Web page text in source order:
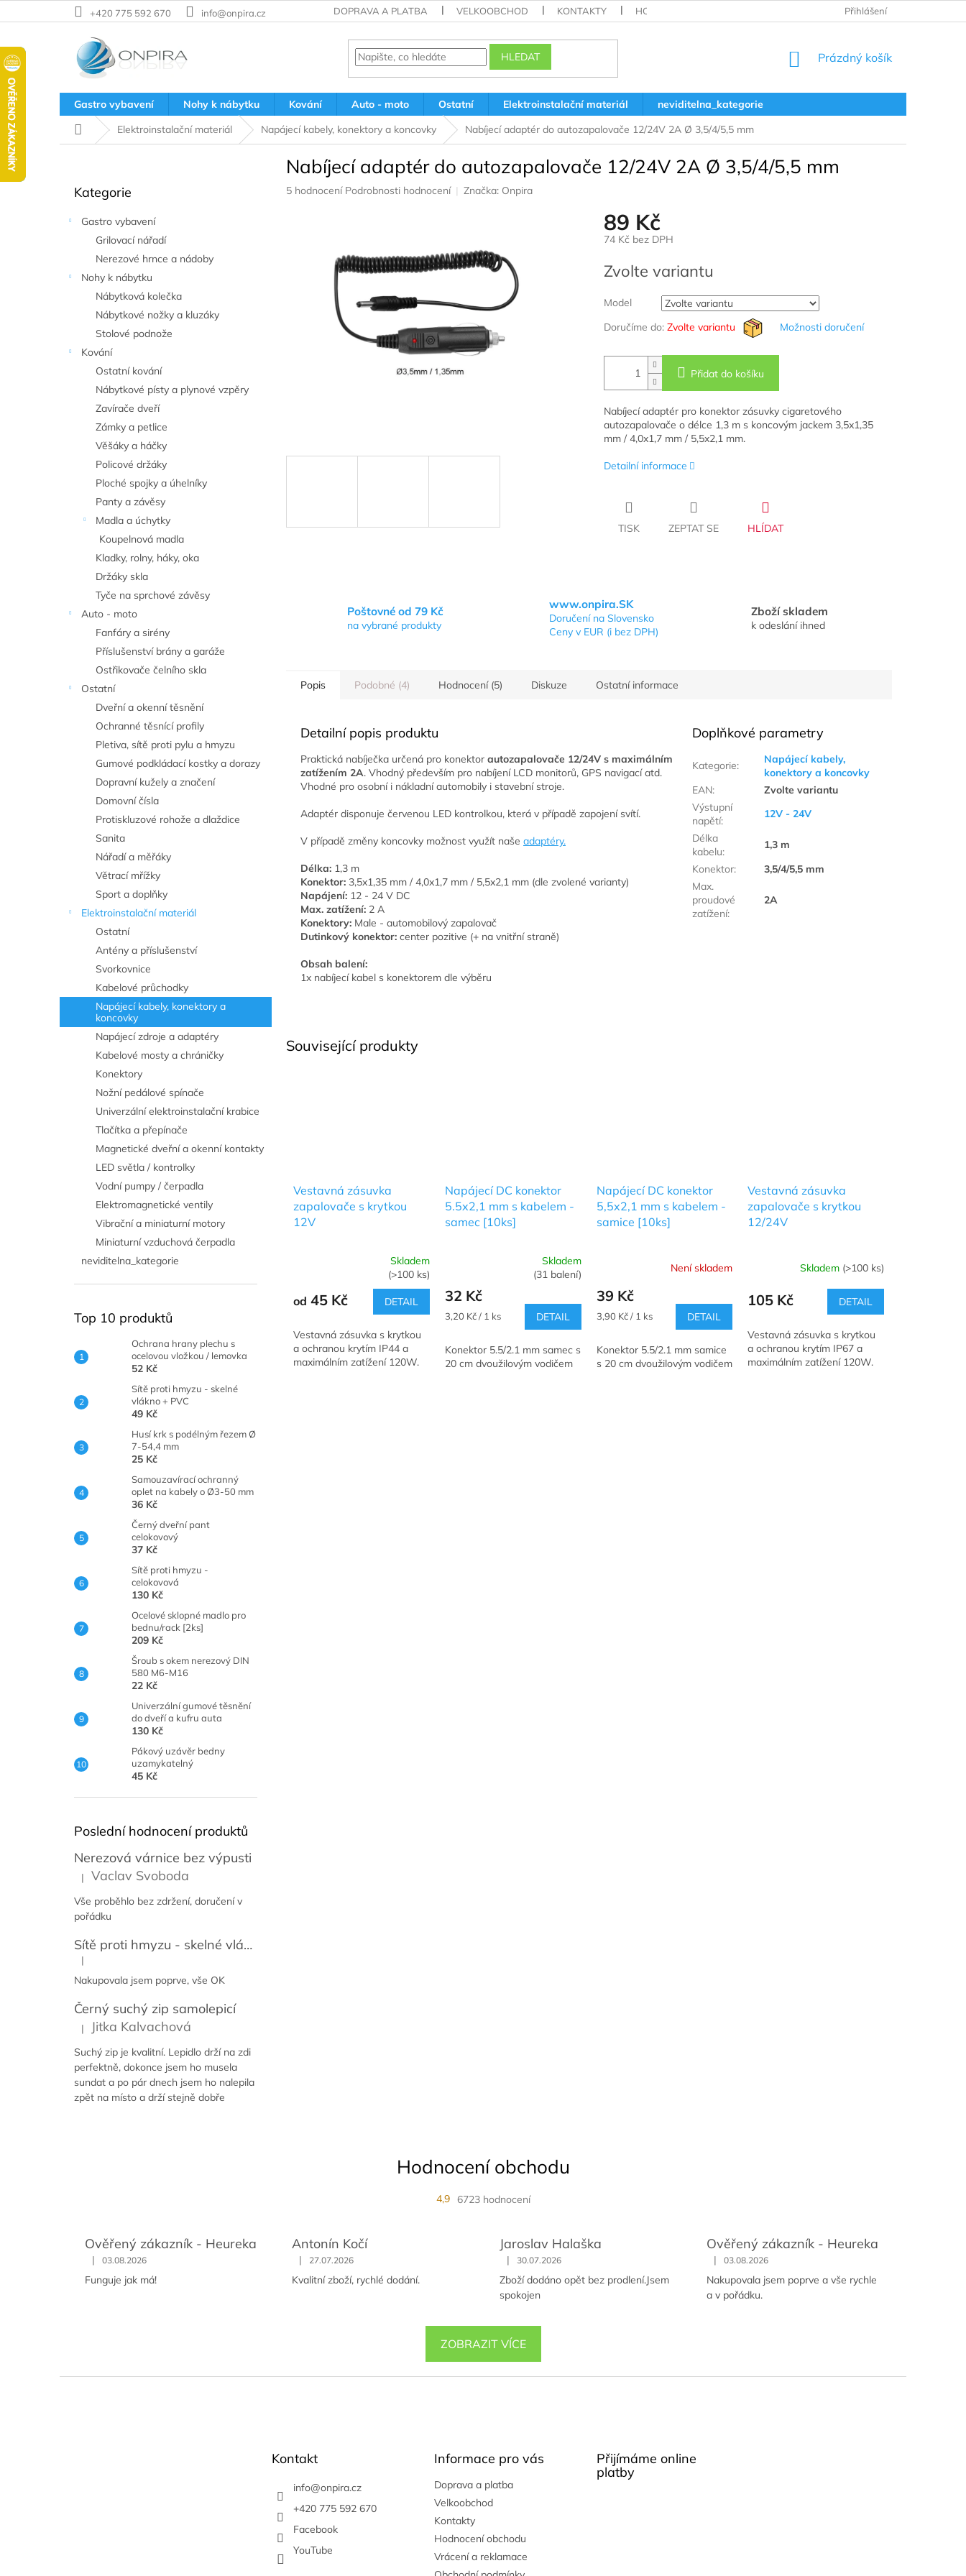
na
+420 775 592 670 info@onpira.cz DOPRAVA A PLATBA VELKOOBCHOD KONTAKTY HODNOCENÍ OBCHODU VRÁCENÍ A REKLAMACE
Přihlášení
HLEDAT
NÁKUPNÍ
Prázdný košík
Gastro vybavení Nohy k nábytku Kování Auto - moto Ostatní Elektroinstalační materiál
neviditelna_kategorie
Domů
Elektroinstalační materiál Napájecí kabely, konektory a koncovky Nabíjecí adaptér do autozapalovače 12/24V 2A Ø 3,5/4/5,5 mm
kategorie
Kategorie
Gastro vybavení
Grilovací nářadí
Nerezové hrnce a nádoby
Nohy k nábytku
Nábytková kolečka
Nábytkové nožky a kluzáky
Stolové podnože
Kování
Ostatní kování
Nábytkové písty a plynové vzpěry
Zavírače dveří
Zámky a petlice
Věšáky a háčky
Policové držáky
Ploché spojky a úhelníky
Panty a závěsy
Madla a úchytky
Koupelnová madla
Kladky, rolny, háky, oka
Držáky skla
Tyče na sprchové závěsy
Auto - moto
Fanfáry a sirény
Příslušenství brány a garáže
Ostřikovače čelního skla
Ostatní
Dveřní a okenní těsnění
Ochranné těsnící profily
Pletiva, sítě proti pylu a hmyzu
Gumové podkládací kostky a dorazy
Dopravní kužely a značení
Domovní čísla
Protiskluzové rohože a dlaždice
Sanita
Nářadí a měřáky
Větrací mřížky
Sport a doplňky
Elektroinstalační materiál
Ostatní
Antény a příslušenství
Svorkovnice
Kabelové průchodky
Napájecí kabely, konektory a
koncovky
Napájecí zdroje a adaptéry
Kabelové mosty a chráničky
Konektory
Nožní pedálové spínače
Univerzální elektroinstalační krabice
Tlačítka a přepínače
Magnetické dveřní a okenní kontakty
LED světla / kontrolky
Vodní pumpy / čerpadla
Elektromagnetické ventily
Vibrační a miniaturní motory
Miniaturní vzduchová čerpadla
neviditelna_kategorie
Top 10 produktů
Ochrana hrany plechu s
ocelovou vložkou / lemovka
52 Kč
Sítě proti hmyzu - skelné
vlákno + PVC
49 Kč
Husí krk s podélným řezem Ø
7-54,4 mm
25 Kč
Samouzavírací ochranný
oplet na kabely o Ø3-50 mm
36 Kč
Černý dveřní pant
celokovový
37 Kč
Sítě proti hmyzu -
celokovová
130 Kč
Ocelové sklopné madlo pro
bednu/rack [2ks]
209 Kč
Šroub s okem nerezový DIN
580 M6-M16
22 Kč
Univerzální gumové těsnění
do dveří a kufru auta
130 Kč
Pákový uzávěr bedny
uzamykatelný
45 Kč
Poslední hodnocení produktů
Nerezová várnice bez výpusti
Hodnocení produktu je 5 z 5 hvězdiček.
| Vaclav Svoboda
Vše proběhlo bez zdržení, doručení v
pořádku
Sítě proti hmyzu - skelné vlákno + PVC
Hodnocení produktu je 5 z 5 hvězdiček.
|
Nakupovala jsem poprve, vše OK
Černý suchý zip samolepicí
Hodnocení produktu je 5 z 5 hvězdiček.
| Jitka Kalvachová
Suchý zip je kvalitní. Lepidlo drží na zdi
perfektně, dokonce jsem ho musela
sundat a po pár dnech jsem ho nalepila
zpět na místo a drží stejně dobře
Nabíjecí adaptér do autozapalovače 12/24V 2A Ø 3,5/4/5,5 mm
Průměrné
5 hodnocení Podrobnosti hodnocení Značka: Onpira
89 Kč
74 Kč bez DPH
cena:
Zvolte variantu
Model
Doručíme do: Zvolte variantu Možnosti doručení
Přidat do košíku
Nabíjecí adaptér pro konektor zásuvky cigaretového
autozapalovače o délce 1,3 m s koncovým jackem 3,5x1,35
mm / 4,0x1,7 mm / 5,5x2,1 mm.
Detailní informace
TISK ZEPTAT SE HLÍDAT
Poštovné od 79 Kč
na vybrané produkty
www.onpira.SK
Doručení na Slovensko
Ceny v EUR (i bez DPH)
Zboží skladem
k odeslání ihned
Související produkty
Vestavná zásuvka
zapalovače s krytkou
12V
produktu
je
z
5
hvězdiček.
Skladem
(>100 ks)
od 45 Kč DETAIL
Vestavná zásuvka s krytkou
a ochranou krytím IP44 a
maximálním zatížení 120W.
Napájecí DC konektor
5.5x2,1 mm s kabelem -
samec [10ks]
produktu
je
5,0
5
hvězdiček.
Skladem
(31 balení)
32 Kč
Měrná
3,20 Kč / 1 ks DETAIL
Konektor 5.5/2.1 mm samec s
20 cm dvoužilovým vodičem
Napájecí DC konektor
5,5x2,1 mm s kabelem -
samice [10ks]
produktu
je
5,0
5
hvězdiček.
Není skladem
39 Kč
Měrná
3,90 Kč / 1 ks DETAIL
Konektor 5.5/2.1 mm samice
s 20 cm dvoužilovým vodičem
Vestavná zásuvka
zapalovače s krytkou
12/24V
Skladem (>100 ks)
105 Kč DETAIL
Vestavná zásuvka s krytkou
a ochranou krytím IP67 a
maximálním zatížení 120W.
Popis Podobné (4) Hodnocení (5) Diskuze Ostatní informace
Detailní popis produktu
Praktická nabíječka určená pro konektor autozapalovače 12/24V s maximálním
zatížením 2A. Vhodný především pro nabíjení LCD monitorů, GPS navigací atd.
Vhodné pro osobní i nákladní automobily i stavební stroje.
Adaptér disponuje červenou LED kontrolkou, která v případě zapojení svítí.
V případě změny koncovky možnost využít naše adaptéry.
Délka: 1,3 m
Konektor: 3,5x1,35 mm / 4,0x1,7 mm / 5,5x2,1 mm (dle zvolené varianty)
Napájení: 12 - 24 V DC
Max. zatížení: 2 A
Konektory: Male - automobilový zapalovač
Dutinkový konektor: center pozitive (+ na vnitřní straně)
Obsah balení:
1x nabíjecí kabel s konektorem dle výběru
Doplňkové parametry
Kategorie:
Napájecí kabely,
konektory a koncovky
EAN:
Zvolte variantu
Výstupní
napětí:
12V - 24V
Délka
kabelu:
1,3 m
Konektor:
3,5/4/5,5 mm
Max.
proudové
zatížení:
2A
Hodnocení obchodu
4,9 6723 hodnocení
Ověřený zákazník - Heureka
| 03.08.2026
Funguje jak má!
Antonín Kočí
| 27.07.2026
Kvalitní zboží, rychlé dodání.
Jaroslav Halaška
| 30.07.2026
Zboží dodáno opět bez prodlení.Jsem
spokojen
Ověřený zákazník - Heureka
| 03.08.2026
Nakupovala jsem poprve a vše rychle
a v pořádku.
ZOBRAZIT VÍCE
Kontakt
info@onpira.cz
+420 775 592 670
Facebook
YouTube
Informace pro vás
Doprava a platba
Velkoobchod
Kontakty
Hodnocení obchodu
Vrácení a reklamace
Přijímáme online
platby